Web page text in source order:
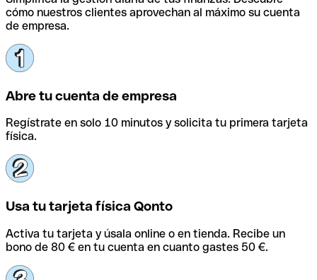
cómo nuestros clientes aprovechan al máximo su cuenta
de empresa.
Abre tu cuenta de empresa
Regístrate en solo 10 minutos y solicita tu primera tarjeta
física.
Usa tu tarjeta física Qonto
Activa tu tarjeta y úsala online o en tienda. Recibe un
bono de 80 € en tu cuenta en cuanto gastes 50 €.